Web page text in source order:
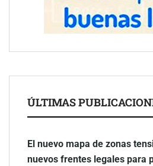
ÚLTIMAS
El nuevo mapa de zonas
nuevos frentes legales para